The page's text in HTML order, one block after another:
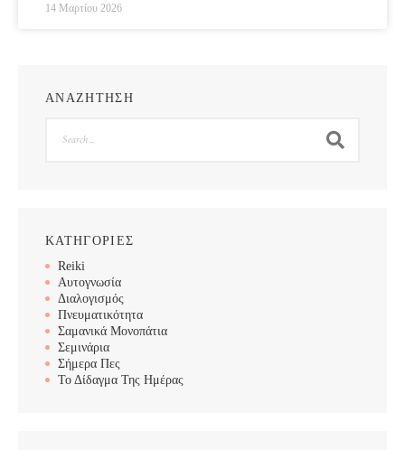
14 Μαρτίου 2026
ΑΝΑΖΗΤΗΣΗ
ΚΑΤΗΓΟΡΙΕΣ
Reiki
Αυτογνωσία
Διαλογισμός
Πνευματικότητα
Σαμανικά Μονοπάτια
Σεμινάρια
Σήμερα Πες
Το Δίδαγμα Της Ημέρας